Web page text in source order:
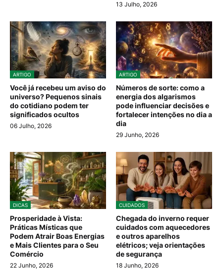
13 Julho, 2026
ARTIGO
Você já recebeu um aviso do
universo? Pequenos sinais
do cotidiano podem ter
significados ocultos
06 Julho, 2026
ARTIGO
Números de sorte: como a
energia dos algarismos
pode influenciar decisões e
fortalecer intenções no dia a
dia
29 Junho, 2026
DICAS
Prosperidade à Vista:
Práticas Místicas que
Podem Atrair Boas Energias
e Mais Clientes para o Seu
Comércio
22 Junho, 2026
CUIDADOS
Chegada do inverno requer
cuidados com aquecedores
e outros aparelhos
elétricos; veja orientações
de segurança
18 Junho, 2026